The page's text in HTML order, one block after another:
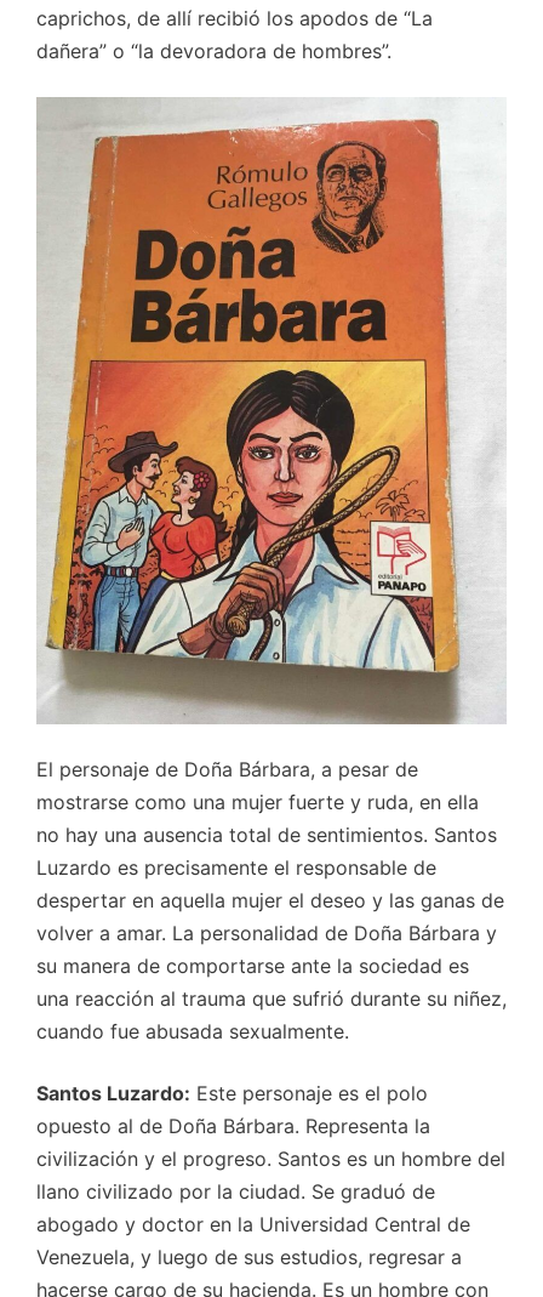
caprichos, de allí recibió los apodos de “La
dañera” o “la devoradora de hombres”.
El personaje de Doña Bárbara, a pesar de
mostrarse como una mujer fuerte y ruda, en ella
no hay una ausencia total de sentimientos. Santos
Luzardo es precisamente el responsable de
despertar en aquella mujer el deseo y las ganas de
volver a amar. La personalidad de Doña Bárbara y
su manera de comportarse ante la sociedad es
una reacción al trauma que sufrió durante su niñez,
cuando fue abusada sexualmente.
Santos Luzardo: Este personaje es el polo
opuesto al de Doña Bárbara. Representa la
civilización y el progreso. Santos es un hombre del
llano civilizado por la ciudad. Se graduó de
abogado y doctor en la Universidad Central de
Venezuela, y luego de sus estudios, regresar a
hacerse cargo de su hacienda. Es un hombre con